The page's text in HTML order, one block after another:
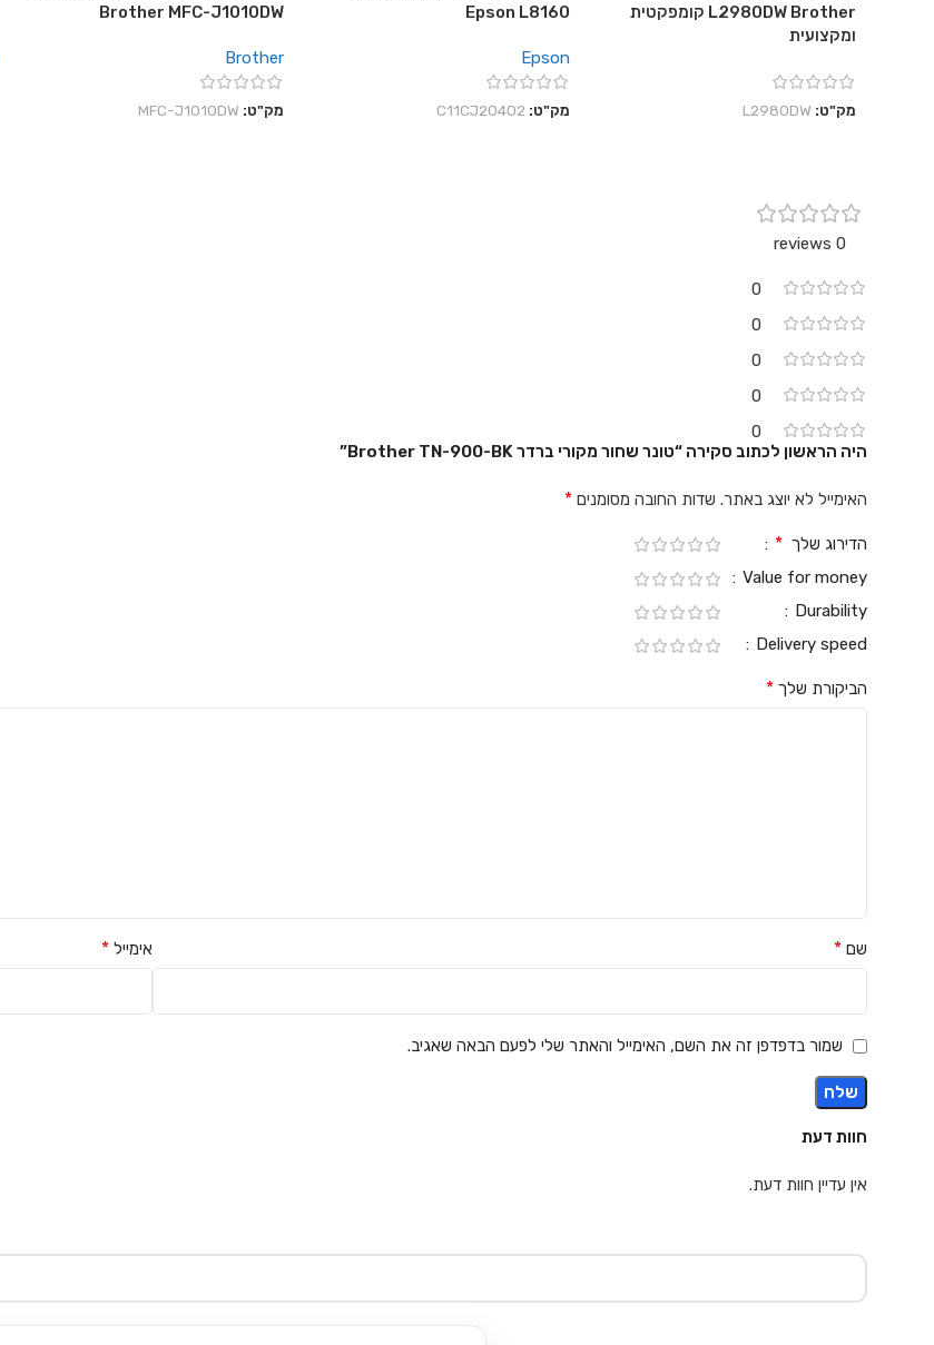
L2980DW Brother קומפקטית
ומקצועית
מק"ט: L2980DW
Epson L8160
Epson
מק"ט: C11CJ20402
Brother MFC-J1010DW
Brother
מק"ט: MFC-J1010DW
0 reviews
0
0
0
0
0
חוות דעת
אין עדיין חוות דעת.
היה הראשון לכתוב סקירה “טונר שחור מקורי ברדר Brother TN-900-BK”
האימייל לא יוצג באתר. שדות החובה מסומנים *
הדירוג שלך *
Value for money
Durability
Delivery speed
הביקורת שלך *
שם * אימייל *
שמור בדפדפן זה את השם, האימייל והאתר שלי לפעם הבאה שאגיב.